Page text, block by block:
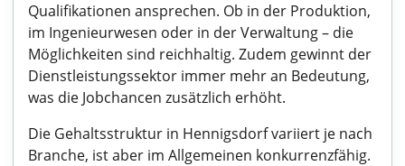
Qualifikationen ansprechen. Ob in der Produktion,
im Ingenieurwesen oder in der Verwaltung – die
Möglichkeiten sind reichhaltig. Zudem gewinnt der
Dienstleistungssektor immer mehr an Bedeutung,
was die Jobchancen zusätzlich erhöht.
Die Gehaltsstruktur in Hennigsdorf variiert je nach
Branche, ist aber im Allgemeinen konkurrenzfähig.